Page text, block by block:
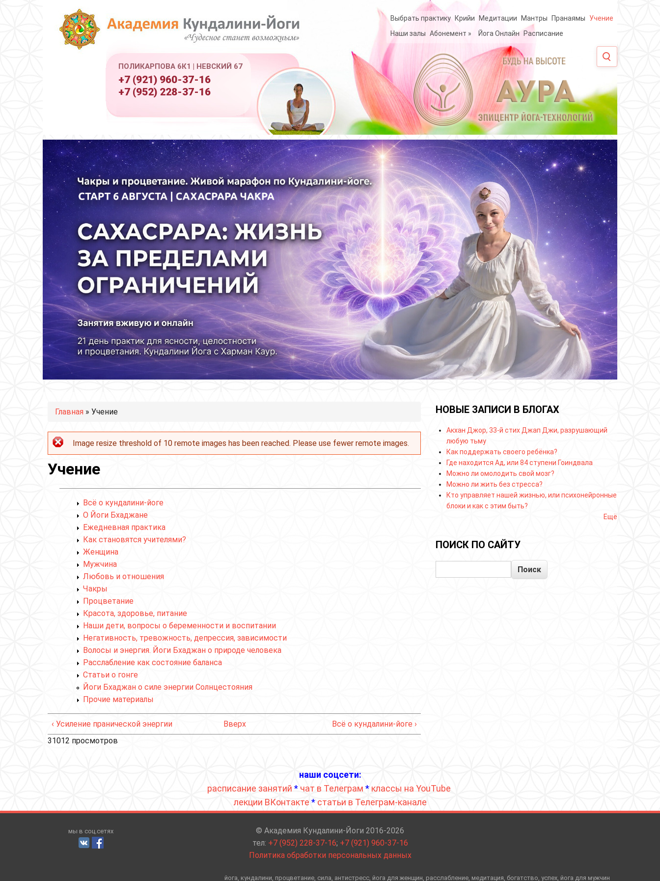
ПОЛИКАРПОВА 6К1 | НЕВСКИЙ 67
+7 (921) 960-37-16
+7 (952) 228-37-16
Выбрать практику Крийи Медитации Мантры Пранаямы
Учение
Наши залы Абонемент » Йога Онлайн Расписание
Вы здесь
Главная » Учение
Сообщение об ошибке
Image resize threshold of 10 remote images has been reached. Please use fewer remote images.
Учение
Всё о кундалини-йоге
О Йоги Бхаджане
Ежедневная практика
Как становятся учителями?
Женщина
Мужчина
Любовь и отношения
Чакры
Процветание
Красота, здоровье, питание
Наши дети, вопросы о беременности и воспитании
Негативность, тревожность, депрессия, зависимости
Волосы и энергия. Йоги Бхаджан о природе человека
Расслабление как состояние баланса
Статьи о гонге
Йоги Бхаджан о силе энергии Солнцестояния
Прочие материалы
‹ Усиление пранической энергии Вверх
Всё о кундалини-йоге ›
31012 просмотров
НОВЫЕ ЗАПИСИ В БЛОГАХ
Акхан Джор, 33-й стих Джап Джи, разрушающий
любую тьму
Как поддержать своего ребёнка?
Где находится Ад, или 84 ступени Гоиндвала
Можно ли омолодить свой мозг?
Можно ли жить без стресса?
Кто управляет нашей жизнью, или психонейронные
блоки и как с этим быть?
Ещё
ПОИСК ПО САЙТУ
наши соцсети:
расписание занятий * чат в Телеграм * классы на YouTube
лекции ВКонтакте * статьи в Телеграм-канале
мы в соц.сетях
© Академия Кундалини-Йоги 2016-2026
тел: +7 (952) 228-37-16; +7 (921) 960-37-16
Политика обработки персональных данных
йога, кундалини, процветание, сила, антистресс, йога для женщин, расслабление, медитация, богатство, успех, йога для мужчин